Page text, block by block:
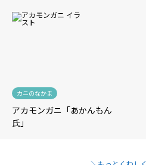
カニのなかま
アカモンガニ「あかんもん
氏」